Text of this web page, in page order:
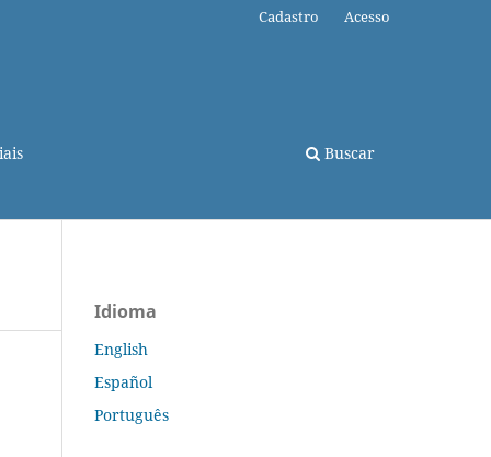
Buscar
Cadastro Acesso
Idioma
English
Español
Português